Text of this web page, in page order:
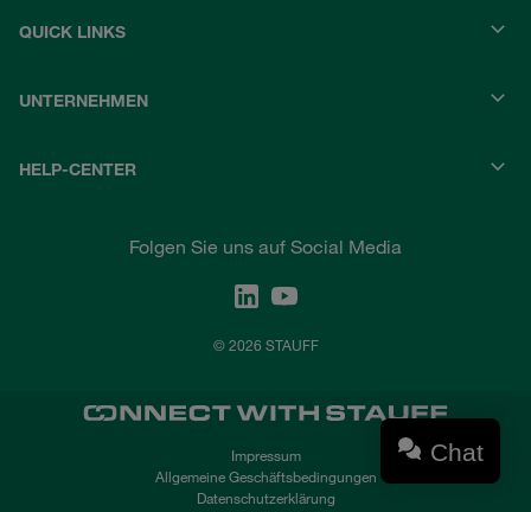
QUICK LINKS
UNTERNEHMEN
HELP-CENTER
Folgen Sie uns auf Social Media
© 2026 STAUFF
Impressum
Allgemeine Geschäftsbedingungen
Datenschutzerklärung
Chat